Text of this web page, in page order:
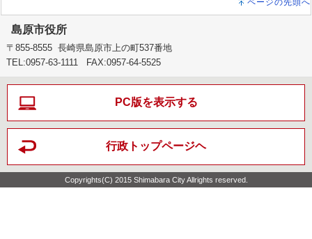
ページの先頭へ
島原市役所
〒855-8555 長崎県島原市上の町537番地
TEL:0957-63-1111 FAX:0957-64-5525
PC版を表示する
行政トップページヘ
Copyrights(C) 2015 Shimabara City Allrights reserved.